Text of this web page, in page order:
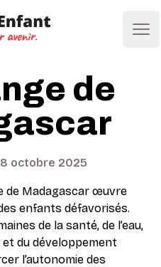
de
octobre 2025
de Madagascar œuvre
enfants défavorisés.
de la santé, de l’eau,
et du développement
l’autonomie des